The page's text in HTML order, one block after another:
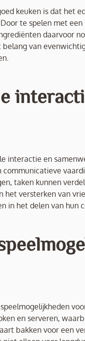
keuken is dat het
te spelen met
daarvoor
van
interactie en
taken kunnen
het versterken van
in het delen van hun
en serveren,
bakken voor een